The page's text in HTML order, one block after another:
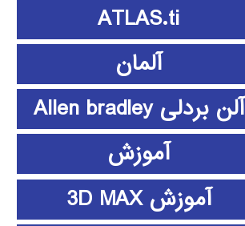
ATLAS.ti
آلمان
آلن بردلی Allen bradley
آموزش
آموزش 3D MAX